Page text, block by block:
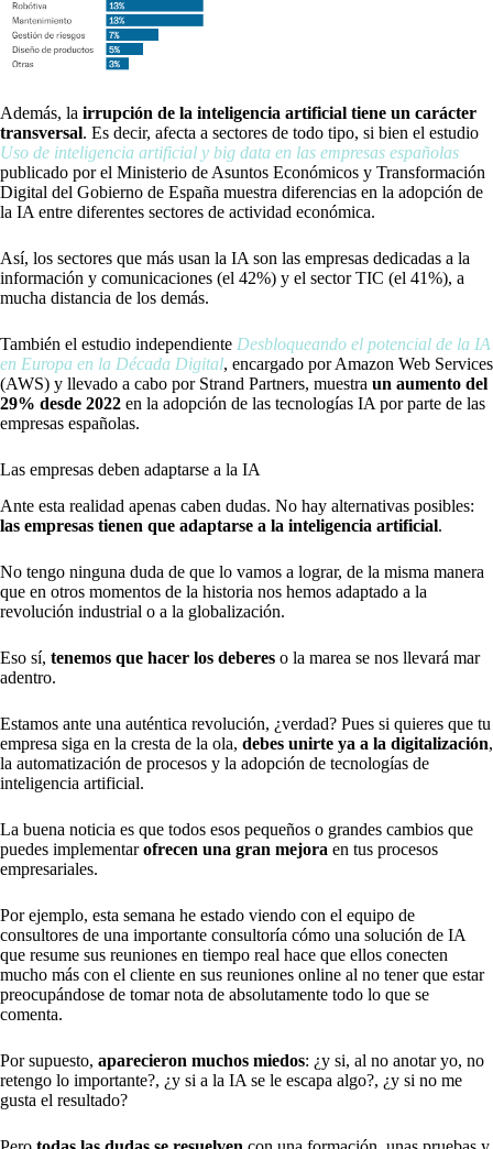
Además, la irrupción de la inteligencia artificial tiene un carácter
transversal. Es decir, afecta a sectores de todo tipo, si bien el estudio
Uso de inteligencia artificial y big data en las empresas españolas
publicado por el Ministerio de Asuntos Económicos y Transformación
Digital del Gobierno de España muestra diferencias en la adopción de
la IA entre diferentes sectores de actividad económica.
Así, los sectores que más usan la IA son las empresas dedicadas a la
información y comunicaciones (el 42%) y el sector TIC (el 41%), a
mucha distancia de los demás.
También el estudio independiente Desbloqueando el potencial de la IA
en Europa en la Década Digital, encargado por Amazon Web Services
(AWS) y llevado a cabo por Strand Partners, muestra un aumento del
29% desde 2022 en la adopción de las tecnologías IA por parte de las
empresas españolas.
Las empresas deben adaptarse a la IA
Ante esta realidad apenas caben dudas. No hay alternativas posibles:
las empresas tienen que adaptarse a la inteligencia artificial.
No tengo ninguna duda de que lo vamos a lograr, de la misma manera
que en otros momentos de la historia nos hemos adaptado a la
revolución industrial o a la globalización.
Eso sí, tenemos que hacer los deberes o la marea se nos llevará mar
adentro.
Estamos ante una auténtica revolución, ¿verdad? Pues si quieres que tu
empresa siga en la cresta de la ola, debes unirte ya a la digitalización,
la automatización de procesos y la adopción de tecnologías de
inteligencia artificial.
La buena noticia es que todos esos pequeños o grandes cambios que
puedes implementarofrecen una gran mejora en tus procesos
empresariales.
Por ejemplo, esta semana he estado viendo con el equipo de
consultores de una importante consultoría cómo una solución de IA
que resume sus reuniones en tiempo real hace que ellos conecten
mucho más con el cliente en sus reuniones online al no tener que estar
preocupándose de tomar nota de absolutamente todo lo que se
comenta.
Por supuesto, aparecieron muchos miedos: ¿y si, al no anotar yo, no
retengo lo importante?, ¿y si a la IA se le escapa algo?, ¿y si no me
gusta el resultado?